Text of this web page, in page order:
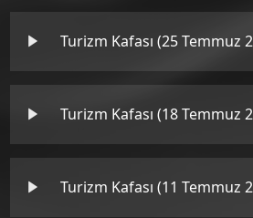
Turizm Kafası (25 Temmuz
Turizm Kafası (18 Temmuz
Turizm Kafası (11 Temmuz